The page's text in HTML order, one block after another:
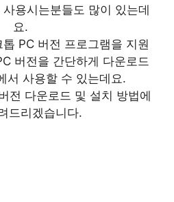
용시는분들도 많이 있는데
요.
PC 버전 프로그램을 지원
버전을 간단하게 다운로드
서 사용할 수 있는데요.
전 다운로드 및 설치 방법에
드리겠습니다.